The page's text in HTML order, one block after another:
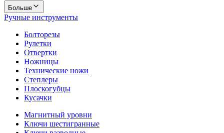
Больше
Ручные инструменты
Болторезы
Рулетки
Отвертки
Ножницы
Технические ножи
Степлеры
Плоскогубцы
Кусачки
Магнитный уровни
Ключи шестигранные